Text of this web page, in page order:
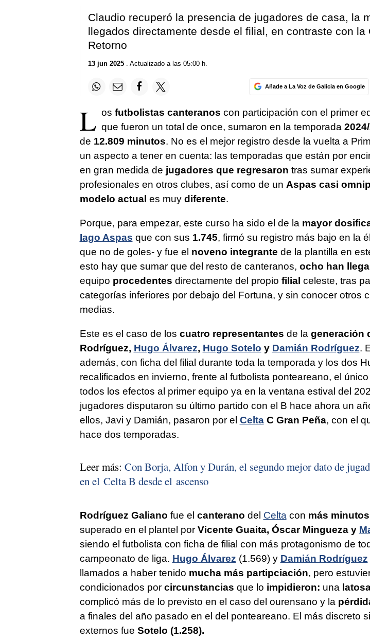
Claudio recuperó la presencia de jugadores de casa, la
llegados directamente desde el filial, en contraste con la
Retorno
13 jun 2025. Actualizado a las 05:00 h.
Añade a La Voz de Galicia en Google
L os futbolistas canteranos con participación con el primer
que fueron un total de once, sumaron en la temporada
de 12.809 minutos. No es el mejor registro desde la vuelta a
un aspecto a tener en cuenta: las temporadas que están por
en gran medida de jugadores que regresaron tras sumar
profesionales en otros clubes, así como de un Aspas casi
modelo actual es muy diferente.
Porque, para empezar, este curso ha sido el de la mayor
Iago Aspas que con sus 1.745, firmó su registro más bajo en la
que no de goles- y fue el noveno integrante de la plantilla en
esto hay que sumar que del resto de canteranos, ocho han
equipo procedentes directamente del propio filial celeste, tras
categorías inferiores por debajo del Fortuna, y sin conocer otros
medias.
Este es el caso de los cuatro representantes de la generación
Rodríguez, Hugo Álvarez, Hugo Sotelo y Damián Rodríguez.
además, con ficha del filial durante toda la temporada y los dos
recalificados en invierno, frente al futbolista ponteareano, el
todos los efectos al primer equipo ya en la ventana estival del
jugadores disputaron su último partido con el B hace ahora un
ellos, Javi y Damián, pasaron por el CeltaC Gran Peña, con el
hace dos temporadas.
Leer más: Con Borja, Alfon y Durán, el segundo mejor dato de
en el Celta B desde el ascenso
Rodríguez Galiano fue el canterano del Celta con más
superado en el plantel por Vicente Guaita, Óscar Mingueza y
siendo el futbolista con ficha de filial con más protagonismo de
campeonato de liga. Hugo Álvarez (1.569) y Damián Rodríguez
llamados a haber tenido mucha más partipciación, pero
condicionados porcircunstancias que lo impidieron: una
complicó más de lo previsto en el caso del ourensano y la
a finales del año pasado en el del ponteareano. El más discreto
externos fue Sotelo (1.258).